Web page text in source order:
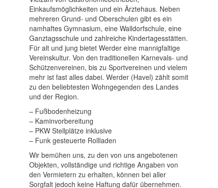
Einkaufsmöglichkeiten und ein Ärztehaus. Neben
mehreren Grund- und Oberschulen gibt es ein
namhaftes Gymnasium, eine Walldorfschule, eine
Ganztagsschule und zahlreiche Kindertagesstätten.
Für alt und jung bietet Werder eine mannigfaltige
Vereinskultur. Von den traditionellen Karnevals- und
Schützenvereinen, bis zu Sportvereinen und vielem
mehr ist fast alles dabei. Werder (Havel) zählt somit
zu den beliebtesten Wohngegenden des Landes
und der Region.
– Fußbodenheizung
– Kaminvorbereitung
– PKW Stellplätze inklusive
– Funk gesteuerte Rollladen
Wir bemühen uns, zu den von uns angebotenen
Objekten, vollständige und richtige Angaben von
den Vermietern zu erhalten, können bei aller
Sorgfalt jedoch keine Haftung dafür übernehmen.